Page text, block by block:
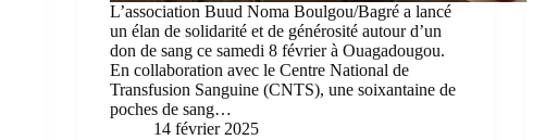
L’association Buud Noma Boulgou/Bagré a lancé
un élan de solidarité et de générosité autour d’un
don de sang ce samedi 8 février à Ouagadougou.
En collaboration avec le Centre National de
Transfusion Sanguine (CNTS), une soixantaine de
poches de sang…
14 février 2025